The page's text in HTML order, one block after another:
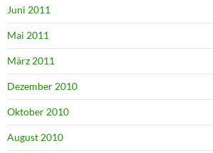
Juni 2011
Mai 2011
März 2011
Dezember 2010
Oktober 2010
August 2010